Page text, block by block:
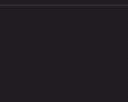
10:15